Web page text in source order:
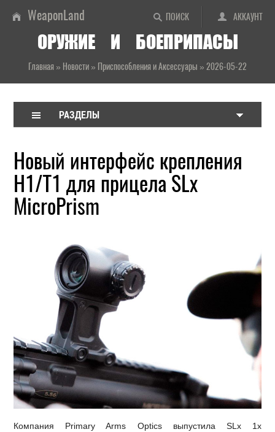
ПОИСК АККАУНТ
WeaponLand
ОРУЖИЕ И БОЕПРИПАСЫ
Главная » Новости » Приспособления и Аксессуары » 2026-05-22
РАЗДЕЛЫ
Новый интерфейс крепления
H1/T1 для прицела SLx
MicroPrism
Компания Primary Arms Optics выпустила SLx 1x